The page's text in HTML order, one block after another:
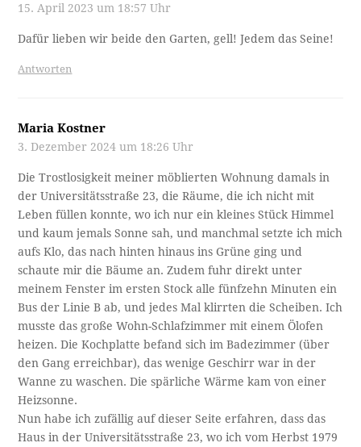
15. April 2023 um 18:57 Uhr
Dafür lieben wir beide den Garten, gell! Jedem das Seine!
Antworten
Maria Kostner
3. Dezember 2024 um 18:26 Uhr
Die Trostlosigkeit meiner möblierten Wohnung damals in
der Universitätsstraße 23, die Räume, die ich nicht mit
Leben füllen konnte, wo ich nur ein kleines Stück Himmel
und kaum jemals Sonne sah, und manchmal setzte ich mich
aufs Klo, das nach hinten hinaus ins Grüne ging und
schaute mir die Bäume an. Zudem fuhr direkt unter
meinem Fenster im ersten Stock alle fünfzehn Minuten ein
Bus der Linie B ab, und jedes Mal klirrten die Scheiben. Ich
musste das große Wohn-Schlafzimmer mit einem Ölofen
heizen. Die Kochplatte befand sich im Badezimmer (über
den Gang erreichbar), das wenige Geschirr war in der
Wanne zu waschen. Die spärliche Wärme kam von einer
Heizsonne.
Nun habe ich zufällig auf dieser Seite erfahren, dass das
Haus in der Universitätsstraße 23, wo ich vom Herbst 1979